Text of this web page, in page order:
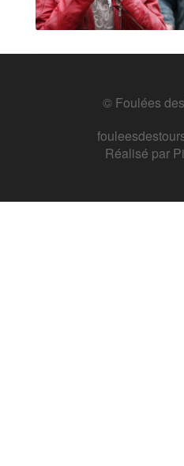
© Foulées
Réalisé par